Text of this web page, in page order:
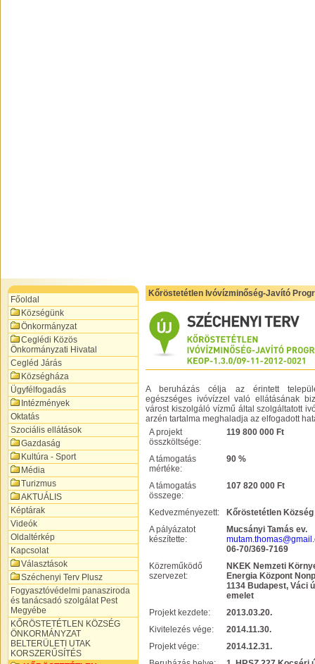
Főoldal
Községünk
Önkormányzat
Ceglédi Közös
Önkormányzati Hivatal
Cegléd Járás
Községháza
Ügyfélfogadás
Intézmények
Oktatás
Szociális ellátások
Gazdaság
Kultúra - Sport
Média
Turizmus
AKTUÁLIS
Képtárak
Videók
Oldaltérkép
Kapcsolat
Választások
Széchenyi Terv Plusz
Fogyasztóvédelmi panasziroda
és tanácsadó szolgálat Pest
Megyébe
KŐRÖSTETÉTLEN KÖZSÉG
ÖNKORMÁNYZAT
BELTERÜLETI UTAK
KORSZERŰSÍTÉS
Kőröstetétlen Ivóvízminőség-Javító
A beruházás célja az érintett
egészséges ivóvízzel való ellátásának
várost kiszolgáló vízmű által szolgáltatott
arzén tartalma meghaladja az elfogadott
A projekt
összköltsége:
119 800 000 Ft
A támogatás
mértéke:
90 %
A támogatás
összege:
107 820 000 Ft
Kedvezményezett:
Kőröstetétlen
A pályázatot
készítette:
Mucsányi Tamás ev.
06-70/369-7169
Közreműködő
szervezet:
NKEK Nemzeti
Energia Központ
1134 Budapest, Váci
emelet
Projekt kezdete:
2013.03.20.
Kivitelezés vége:
2014.11.30.
Projekt vége:
2014.12.31.